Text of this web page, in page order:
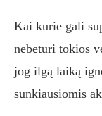
Kai kurie gali
nebeturi tokios
jog ilgą laiką
sunkiausiomis